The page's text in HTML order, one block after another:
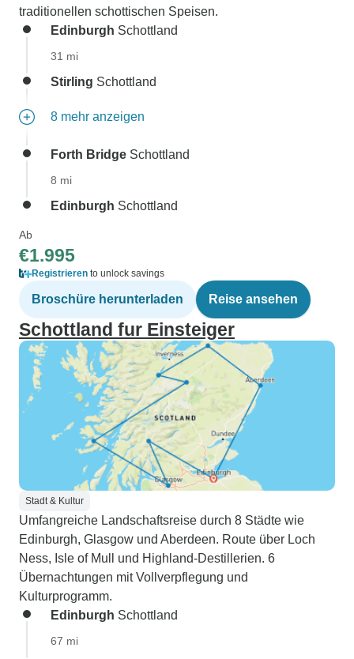
traditionellen schottischen Speisen.
Edinburgh Schottland
31 mi
Stirling Schottland
8 mehr anzeigen
Forth Bridge Schottland
8 mi
Edinburgh Schottland
Ab
€1.995
Registrieren to unlock savings
Broschüre herunterladen Reise ansehen
Schottland fur Einsteiger
Stadt & Kultur
Umfangreiche Landschaftsreise durch 8 Städte wie
Edinburgh, Glasgow und Aberdeen. Route über Loch
Ness, Isle of Mull und Highland-Destillerien. 6
Übernachtungen mit Vollverpflegung und
Kulturprogramm.
Edinburgh Schottland
67 mi